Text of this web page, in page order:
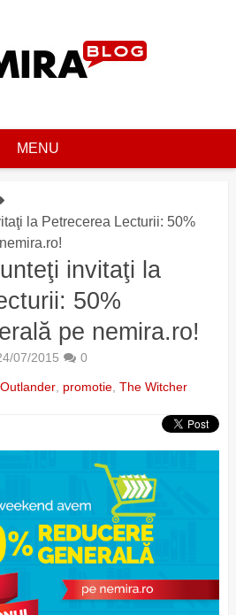
MENU
la Petrecerea Lecturii: 50%
invitaţi la
50%
pe nemira.ro!
07/2015 0
Outlander, promotie, The Witcher